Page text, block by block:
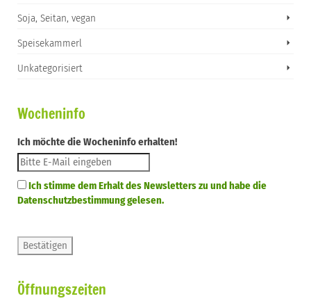
Soja, Seitan, vegan
Speisekammerl
Unkategorisiert
Wocheninfo
Ich möchte die Wocheninfo erhalten!
Ich stimme dem Erhalt des Newsletters zu und habe die
Datenschutzbestimmung gelesen.
Öffnungszeiten